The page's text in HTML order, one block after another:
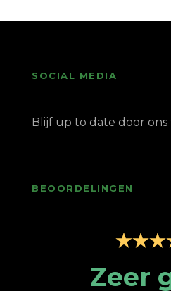
SOCIAL MEDIA
Blijf up to date door ons
BEOORDELINGEN
Zeer